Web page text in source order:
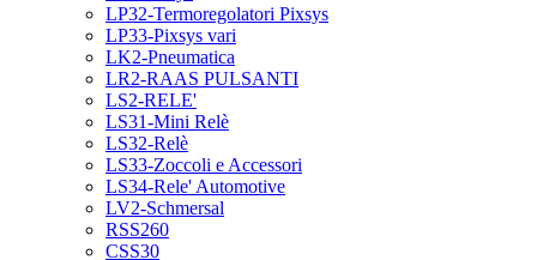
LP32-Termoregolatori Pixsys
LP33-Pixsys vari
LK2-Pneumatica
LR2-RAAS PULSANTI
LS2-RELE'
LS31-Mini Relè
LS32-Relè
LS33-Zoccoli e Accessori
LS34-Rele' Automotive
LV2-Schmersal
RSS260
CSS30